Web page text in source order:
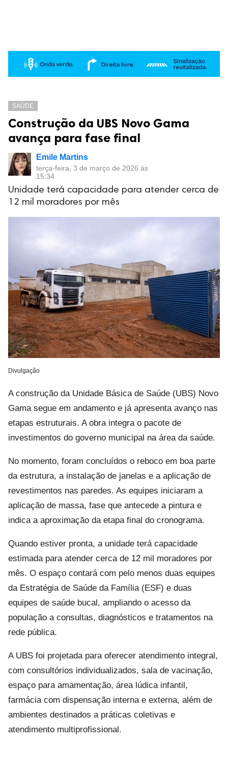
SAÚDE
Construção da UBS Novo Gama
avança para fase final
Emile Martins
terça-feira, 3 de março de 2026 às
15:34
Unidade terá capacidade para atender cerca de
12 mil moradores por mês
Divulgação
A construção da Unidade Básica de Saúde (UBS) Novo
Gama segue em andamento e já apresenta avanço nas
etapas estruturais. A obra integra o pacote de
investimentos do governo municipal na área da saúde.
No momento, foram concluídos o reboco em boa parte
da estrutura, a instalação de janelas e a aplicação de
revestimentos nas paredes. As equipes iniciaram a
aplicação de massa, fase que antecede a pintura e
indica a aproximação da etapa final do cronograma.
Quando estiver pronta, a unidade terá capacidade
estimada para atender cerca de 12 mil moradores por
mês. O espaço contará com pelo menos duas equipes
da Estratégia de Saúde da Família (ESF) e duas
equipes de saúde bucal, ampliando o acesso da
população a consultas, diagnósticos e tratamentos na
rede pública.
A UBS foi projetada para oferecer atendimento integral,
com consultórios individualizados, sala de vacinação,
espaço para amamentação, área lúdica infantil,
farmácia com dispensação interna e externa, além de
ambientes destinados a práticas coletivas e
atendimento multiprofissional.